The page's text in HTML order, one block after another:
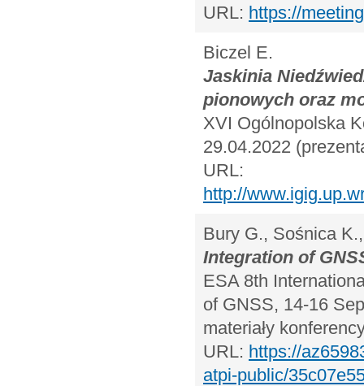
URL: https://
Biczel E.
Jaskinia
pionowych oraz
XVI Ogólnopolska
29.04.2022
URL:
http://
Bury G., Sośnica
Integration of
ESA 8th
of GNSS, 14-16
materiały
URL: https://
atpi-public/